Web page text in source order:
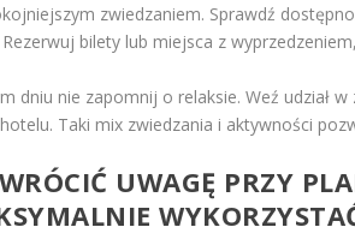
zwiedzaniem. Sprawdź
bilety lub miejsca z
dniu nie zapomnij o relaksie. Weź udział
Taki mix zwiedzania i aktywności
UWAGĘ PRZY